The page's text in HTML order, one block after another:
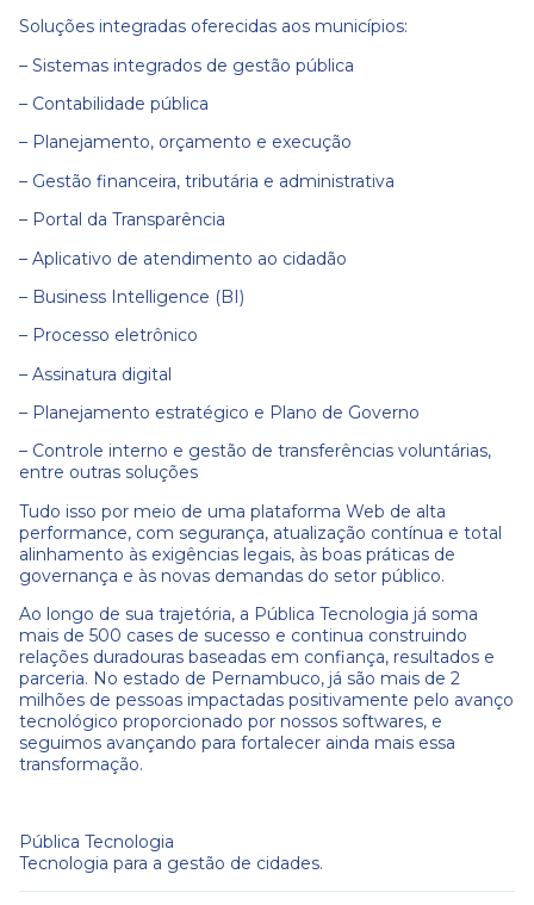
Soluções integradas oferecidas aos municípios:
– Sistemas integrados de gestão pública
– Contabilidade pública
– Planejamento, orçamento e execução
– Gestão financeira, tributária e administrativa
– Portal da Transparência
– Aplicativo de atendimento ao cidadão
– Business Intelligence (BI)
– Processo eletrônico
– Assinatura digital
– Planejamento estratégico e Plano de Governo
– Controle interno e gestão de transferências voluntárias,
entre outras soluções
Tudo isso por meio de uma plataforma Web de alta
performance, com segurança, atualização contínua e total
alinhamento às exigências legais, às boas práticas de
governança e às novas demandas do setor público.
Ao longo de sua trajetória, a Pública Tecnologia já soma
mais de 500 cases de sucesso e continua construindo
relações duradouras baseadas em confiança, resultados e
parceria. No estado de Pernambuco, já são mais de 2
milhões de pessoas impactadas positivamente pelo avanço
tecnológico proporcionado por nossos softwares, e
seguimos avançando para fortalecer ainda mais essa
transformação.
Pública Tecnologia
Tecnologia para a gestão de cidades.